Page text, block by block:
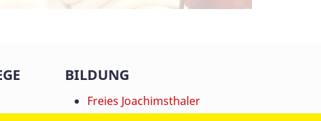
BILDUNG
Freies Joachimsthaler
Gymnasium